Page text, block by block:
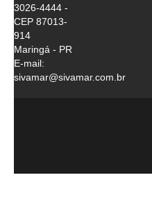
3026-4444 -
CEP 87013-
914
Maringá - PR
E-mail:
sivamar@sivamar.com.br